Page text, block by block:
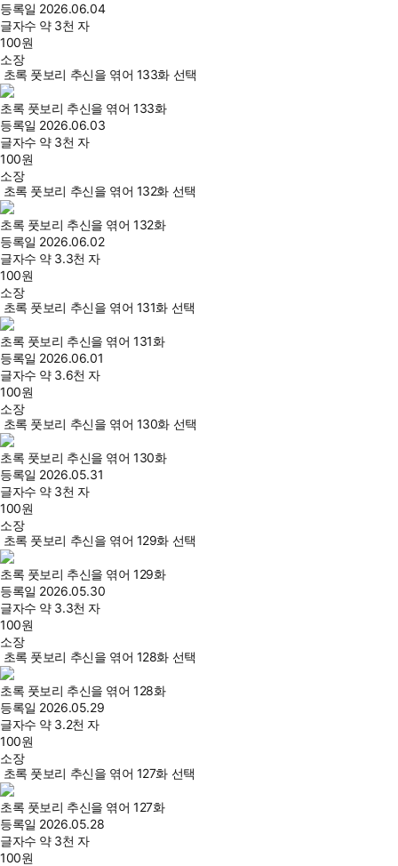
등록일 2026.06.04
글자수 약 3천 자
100원
소장
초록 풋보리 추신을 엮어 133화 선택
초록 풋보리 추신을 엮어 133화
등록일 2026.06.03
글자수 약 3천 자
100원
소장
초록 풋보리 추신을 엮어 132화 선택
초록 풋보리 추신을 엮어 132화
등록일 2026.06.02
글자수 약 3.3천 자
100원
소장
초록 풋보리 추신을 엮어 131화 선택
초록 풋보리 추신을 엮어 131화
등록일 2026.06.01
글자수 약 3.6천 자
100원
소장
초록 풋보리 추신을 엮어 130화 선택
초록 풋보리 추신을 엮어 130화
등록일 2026.05.31
글자수 약 3천 자
100원
소장
초록 풋보리 추신을 엮어 129화 선택
초록 풋보리 추신을 엮어 129화
등록일 2026.05.30
글자수 약 3.3천 자
100원
소장
초록 풋보리 추신을 엮어 128화 선택
초록 풋보리 추신을 엮어 128화
등록일 2026.05.29
글자수 약 3.2천 자
100원
소장
초록 풋보리 추신을 엮어 127화 선택
초록 풋보리 추신을 엮어 127화
등록일 2026.05.28
글자수 약 3천 자
100원